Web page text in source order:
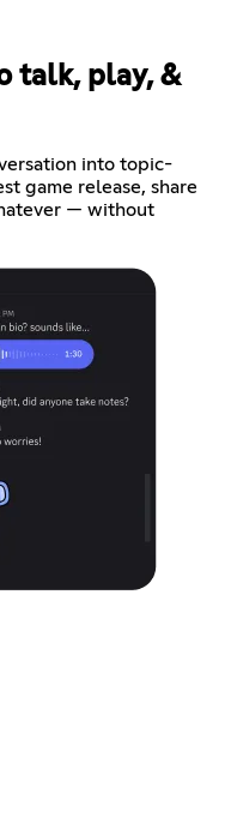
talk, play, &
into topic-
game release, share
— without